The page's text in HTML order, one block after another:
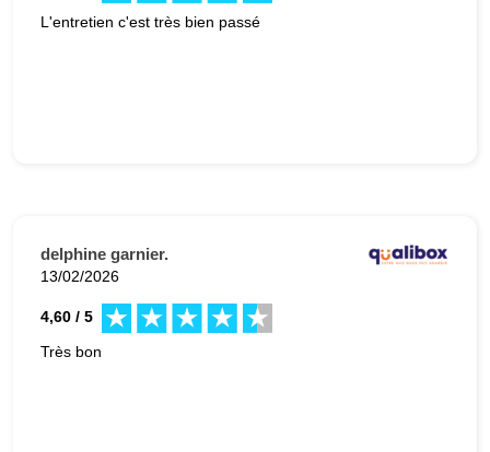
L'entretien c'est très bien passé
delphine garnier.
13/02/2026
4,60 / 5
Très bon